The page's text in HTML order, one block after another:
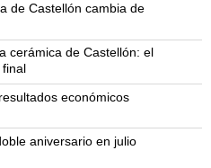
de Castellón cambia de
cerámica de Castellón: el
económicos
aniversario en julio